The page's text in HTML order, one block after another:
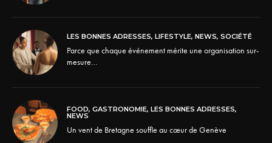
LES BONNES ADRESSES, LIFESTYLE, NEWS, SOCIÉTÉ
Parce que chaque événement mérite une organisation sur-
mesure…
FOOD, GASTRONOMIE, LES BONNES ADRESSES,
NEWS
Un vent de Bretagne souffle au cœur de Genève